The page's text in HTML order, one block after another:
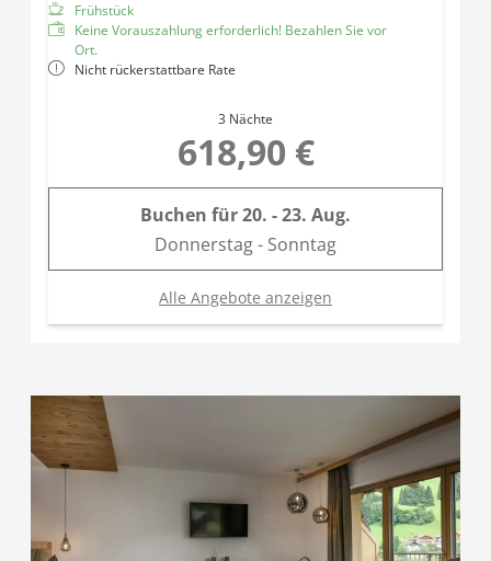
Frühstück
Keine Vorauszahlung erforderlich! Bezahlen Sie vor
Ort.
Nicht rückerstattbare Rate
3 Nächte
618,90 €
Buchen für20. - 23. Aug.
Donnerstag - Sonntag
Alle Angebote anzeigen